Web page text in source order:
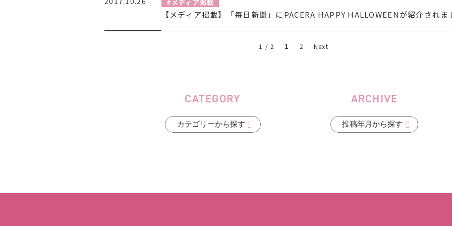
#メディア掲載
【メディア掲載】「毎日新聞」にPACERA HAPPY HALLOWEENが紹介されま
1 / 2 1 2 Next
CATEGORY ARCHIVE